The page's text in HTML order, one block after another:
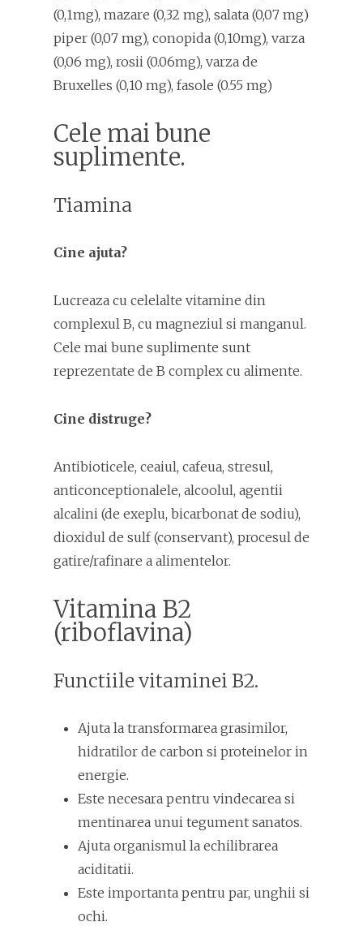
(0,1mg), mazare (0,32 mg), salata (0,07 mg)
piper (0,07 mg), conopida (0,10mg), varza
(0,06 mg), rosii (0.06mg), varza de
Bruxelles (0,10 mg), fasole (0.55 mg)
Cele mai bune
suplimente.
Tiamina
Cine ajuta?
Lucreaza cu celelalte vitamine din
complexul B, cu magneziul si manganul.
Cele mai bune suplimente sunt
reprezentate de B complex cu alimente.
Cine distruge?
Antibioticele, ceaiul, cafeua, stresul,
anticonceptionalele, alcoolul, agentii
alcalini (de exeplu, bicarbonat de sodiu),
dioxidul de sulf (conservant), procesul de
gatire/rafinare a alimentelor.
Vitamina B2
(riboflavina)
Functiile vitaminei B2.
Ajuta la transformarea grasimilor,
hidratilor de carbon si proteinelor in
energie.
Este necesara pentru vindecarea si
mentinarea unui tegument sanatos.
Ajuta organismul la echilibrarea
aciditatii.
Este importanta pentru par, unghii si
ochi.